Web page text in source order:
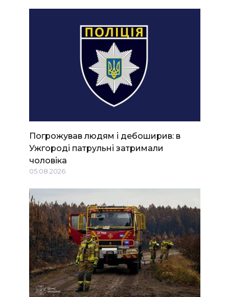
Погрожував людям і дебоширив: в
Ужгороді патрульні затримали
чоловіка
05.08.2026